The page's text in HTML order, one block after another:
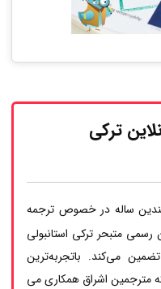
ترکی
ساله در خصوص ترجمه
متبحر ترکی استانبولی
می‌کند. باتجربه‌ترین
مترجمین اشراق همکاری می